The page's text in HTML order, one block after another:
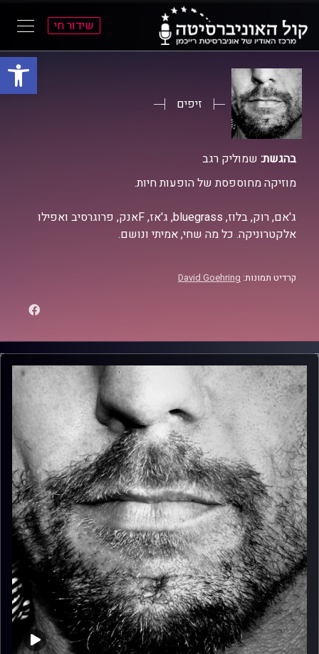
פתח
התפריט
הראשי
התוכן
הראשי
שידור חי
זיפים
בהגשת: שמוליק רגב
מוזיקה מחוספסת של הופעות חיות.
ג'אם, רוק, בלוז, bluegrass, ג'אז, Fאנק, פרוגרסיב ואפילו
אלקטרוניקה. כל מה שחי, אמיתי ונושם.
קרדיט תמונות: David Goehring